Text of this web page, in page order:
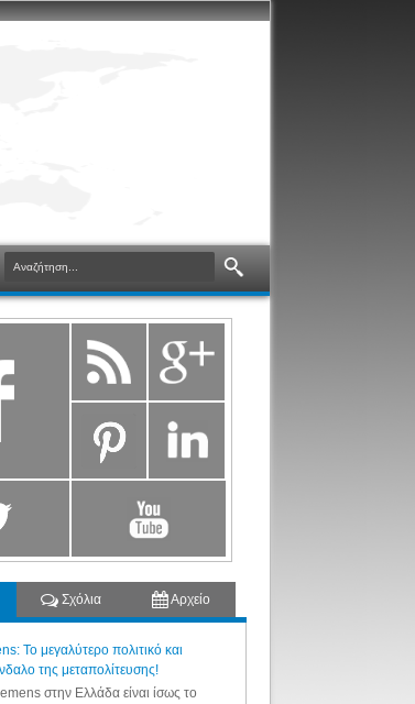
Σχόλια Αρχείο
Το μεγαλύτερο πολιτικό και
της μεταπολίτευσης!
στην Ελλάδα είναι ίσως το